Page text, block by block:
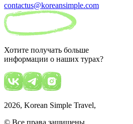
contactus@koreansimple.com
Хотите получать больше
информации о наших турах?
2026, Korean Simple Travel,
© Все права защищены